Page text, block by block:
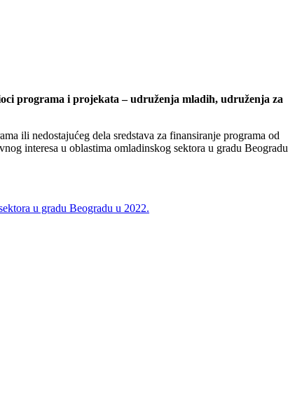
programa i projekata – udruženja mladih, udruženja za
ili nedostajućeg dela sredstava za finansiranje programa od
interesa u oblastima omladinskog sektora u gradu Beogradu
u gradu Beogradu u 2022.